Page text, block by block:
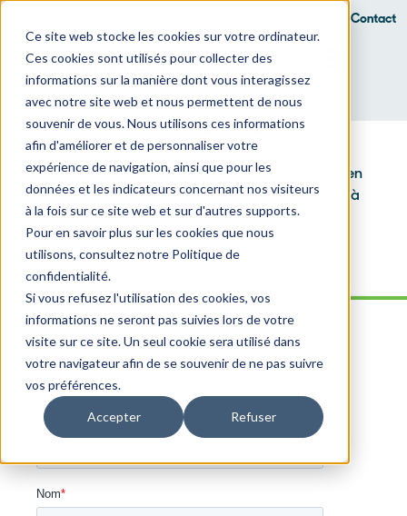
Ce site web stocke les cookies sur votre ordinateur.
Ces cookies sont utilisés pour collecter des
informations sur la manière dont vous interagissez
avec notre site web et nous permettent de nous
souvenir de vous. Nous utilisons ces informations
afin d'améliorer et de personnaliser votre
expérience de navigation, ainsi que pour les
données et les indicateurs concernant nos visiteurs
à la fois sur ce site web et sur d'autres supports.
Pour en savoir plus sur les cookies que nous
utilisons, consultez notre Politique de
confidentialité.
Si vous refusez l'utilisation des cookies, vos
informations ne seront pas suivies lors de votre
visite sur ce site. Un seul cookie sera utilisé dans
votre navigateur afin de se souvenir de ne pas suivre
vos préférences.
Accepter Refuser
Contact
Sy Ray
Infolettre
Restez informé des dernières nouvelles et
événements de la plus grande communauté en
cybersécurité au Canada en vous inscrivant à
notre infolettre!